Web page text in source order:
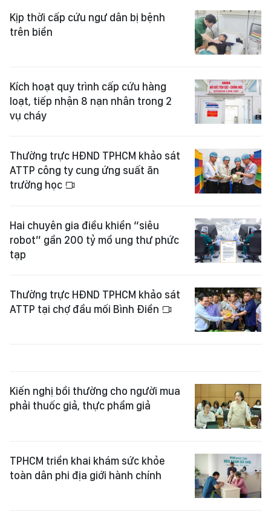
Kịp thời cấp cứu ngư dân bị bệnh
trên biển
Kích hoạt quy trình cấp cứu hàng
loạt, tiếp nhận 8 nạn nhân trong 2
vụ cháy
Thường trực HĐND TPHCM khảo sát
ATTP công ty cung ứng suất ăn
trường học
Hai chuyên gia điều khiển “siêu
robot” gần 200 tỷ mổ ung thư phức
tạp
Thường trực HĐND TPHCM khảo sát
ATTP tại chợ đầu mối Bình Điền
Kiến nghị bồi thường cho người mua
phải thuốc giả, thực phẩm giả
TPHCM triển khai khám sức khỏe
toàn dân phi địa giới hành chính